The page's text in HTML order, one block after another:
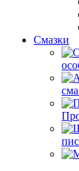
Смазки